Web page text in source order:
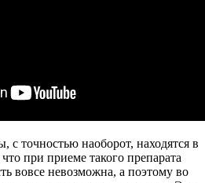
точностью наоборот, находятся в
при приеме такого препарата
вовсе невозможна, а поэтому во